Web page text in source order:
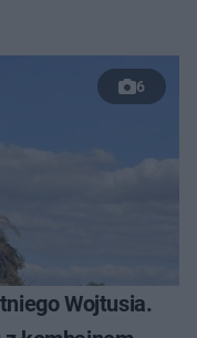
6
Wojtusia.